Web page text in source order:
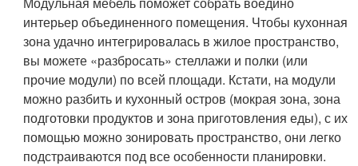
интерьер объединенного помещения. Чтобы кухонная
зона удачно интегрировалась в жилое пространство,
вы можете «разбросать» стеллажи и полки (или
прочие модули) по всей площади. Кстати, на модули
можно разбить и кухонный остров (мокрая зона, зона
подготовки продуктов и зона приготовления еды), с их
помощью можно зонировать пространство, они легко
подстраиваются под все особенности планировки.